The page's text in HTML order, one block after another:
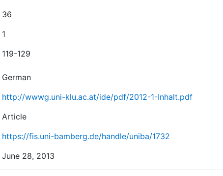
36
1
119-129
German
http://wwwg.uni-klu.ac.at/ide/pdf/2012-1-Inhalt.pdf
Article
https://fis.uni-bamberg.de/handle/uniba/1732
June 28, 2013